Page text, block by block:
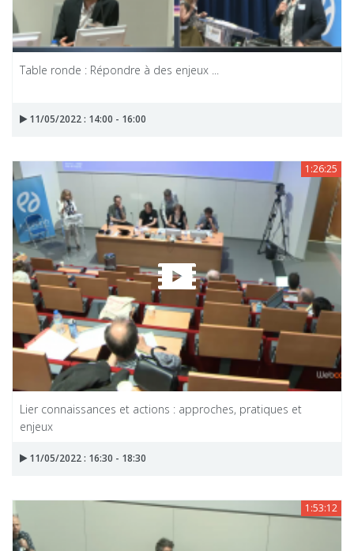
Table ronde : Répondre à des enjeux ...
11/05/2022 : 14:00 - 16:00
1:26:25
Lier connaissances et actions : approches, pratiques et
enjeux
11/05/2022 : 16:30 - 18:30
1:53:12